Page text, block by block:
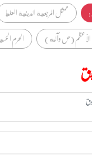
:
ممثل المرجعية الدينية العليا
الأعظم (ص وآله)
الحرم